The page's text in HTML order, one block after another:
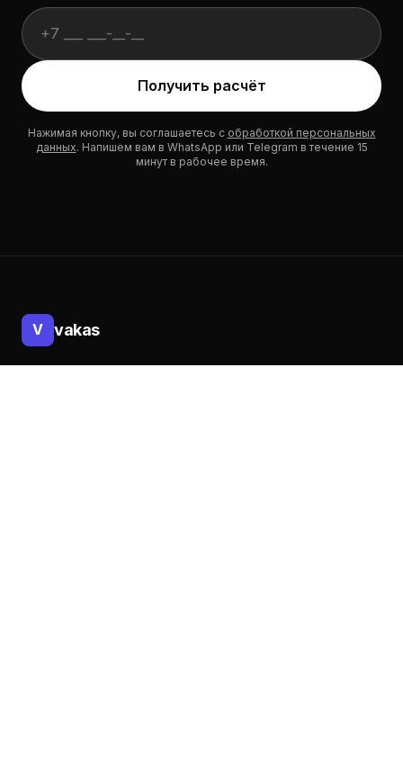
Website (не заполнять):
Получить расчёт
Нажимая кнопку, вы соглашаетесь с обработкой персональных
данных. Напишем вам в WhatsApp или Telegram в течение 15
минут в рабочее время.
V vakas
AI-веб-студия. Делаем сайты, которые работают на